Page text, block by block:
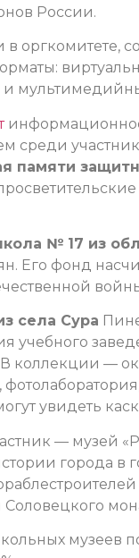
России.
в оргкомитете,
информационное
среди
памяти
№ 17 из
Его фонд
села Сура
учебного
коллекции —
увидеть
— музей
города в
музеев